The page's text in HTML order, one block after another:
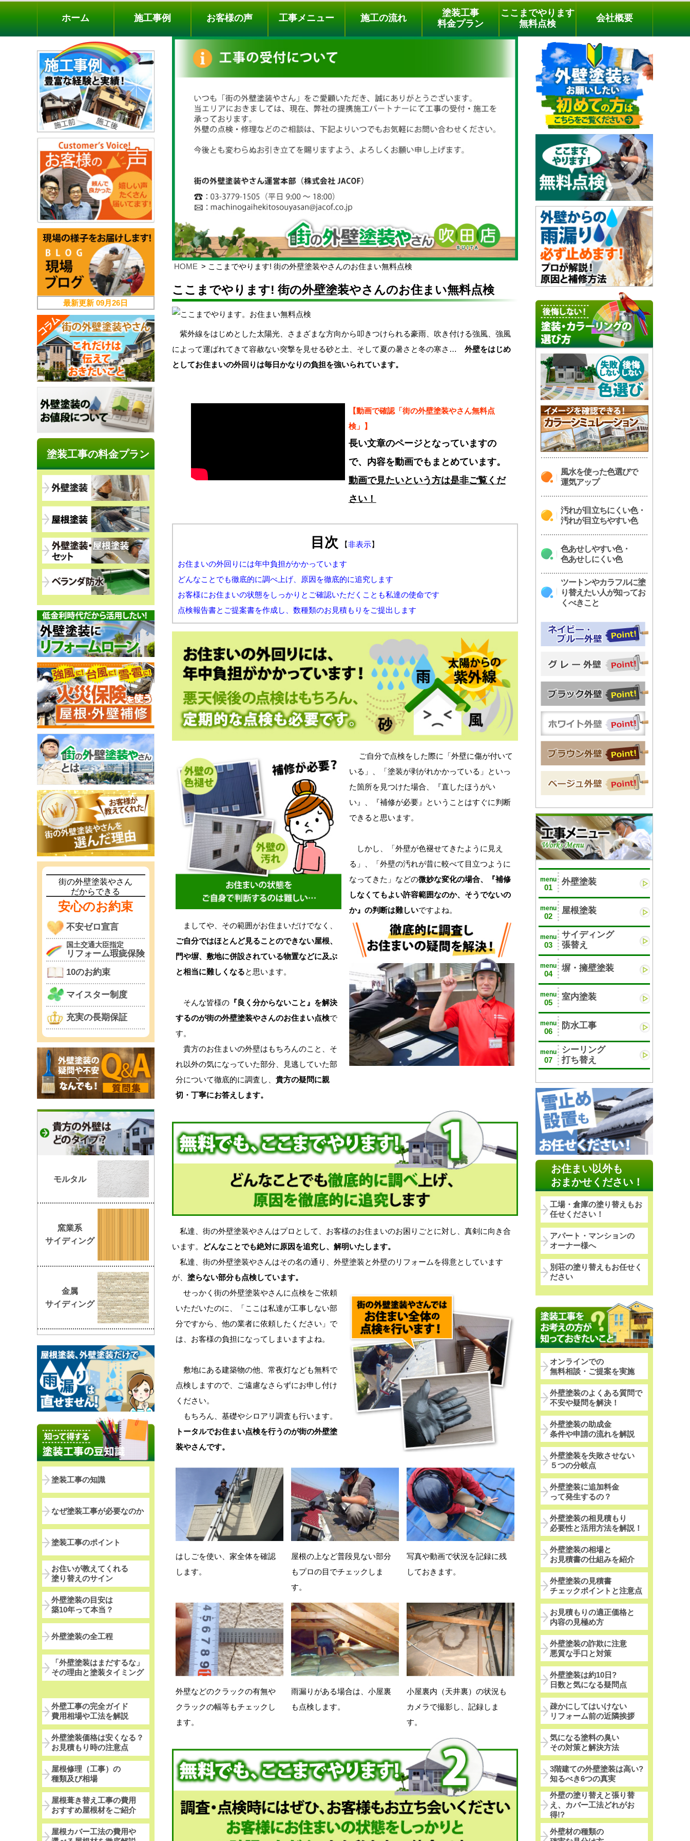
料金プラン 無料点検
電話でのご相談
[9時～18時まで受付中]
phone
ホーム 施工事例 お客様の声 工事メニュー 施工の流れ
塗装工事
料金プラン
ここまでやります
無料点検
会社概要
HOME ここまでやります! 街の外壁塗装やさんのお住まい無料点検
ここまでやります! 街の外壁塗装やさんのお住まい無料点検
紫外線をはじめとした太陽光、さまざまな方向から叩きつけられる豪雨、吹き付ける強風、強風
によって運ばれてきて容赦ない突撃を見せる砂と土、そして夏の暑さと冬の寒さ… 外壁をはじめ
としてお住まいの外回りは毎日かなりの負担を強いられています。
【動画で確認「街の外壁塗装やさん無料点
検」】
長い文章のページとなっていますの
で、内容を動画でもまとめています。
動画で見たいという方は是非ご覧くだ
さい！
目次 【非表示】
お住まいの外回りには年中負担がかかっています
どんなことでも徹底的に調べ上げ、原因を徹底的に追究します
お客様にお住まいの状態をしっかりとご確認いただくことも私達の使命です
点検報告書とご提案書を作成し、数種類のお見積もりをご提出します
ご自分で点検をした際に「外壁に傷が付いて
いる」、「塗装が剥がれかかっている」といっ
た箇所を見つけた場合、『直したほうがい
い』、『補修が必要』ということはすぐに判断
できると思います。
しかし、「外壁が色褪せてきたように見え
る」、「外壁の汚れが昔に較べて目立つように
なってきた」などの微妙な変化の場合、『補修
しなくてもよい許容範囲なのか、そうでないの
か』の判断は難しいですよね。
ましてや、その範囲がお住まいだけでなく、
ご自分ではほとんど見ることのできない屋根、
門や塀、敷地に併設されている物置などに及ぶ
と相当に難しくなると思います。
そんな皆様の 『良く分からないこと』を解決
するのが街の外壁塗装やさんのお住まい点検で
す。
貴方のお住まいの外壁はもちろんのこと、そ
れ以外の気になっていた部分、見逃していた部
分について徹底的に調査し、貴方の疑問に親
切・丁寧にお答えします。
私達、街の外壁塗装やさんはプロとして、お客様のお住まいのお困りごとに対し、真剣に向き合
います。
どんなことでも絶対に原因を追究し、解明いたします。
私達、街の外壁塗装やさんはその名の通り、外壁塗装と外壁のリフォームを得意としています
が、 塗らない部分も点検しています。
せっかく街の外壁塗装やさんに点検をご依頼
いただいたのに、「ここは私達が工事しない部
分ですから、他の業者に依頼したください」で
は、お客様の負担になってしまいますよね。
敷地にある建築物の他、常夜灯なども無料で
点検しますので、ご遠慮なさらずにお申し付け
ください。
もちろん、基礎やシロアリ調査も行います。
トータルでお住まい点検を行うのが街の外壁塗
装やさんです。
はしごを使い、家全体を確認
します。
屋根の上など普段見ない部分
もプロの目でチェックしま
す。
写真や動画で状況を記録に残
しておきます。
外壁などのクラックの有無や
クラックの幅等もチェックし
ます。
雨漏りがある場合は、小屋裏
も点検します。
小屋裏内（天井裏）の状況も
カメラで撮影し、記録しま
す。
風水を使った色選びで
運気アップ
汚れが目立ちにくい色・
汚れが目立ちやすい色
色あせしやすい色・
色あせしにくい色
ツートンやカラフルに塗
り替えたい人が知ってお
くべきこと
menu
01
外壁塗装
menu
02
屋根塗装
menu
03
サイディング
張替え
menu
04
塀・擁壁塗装
menu
05
室内塗装
menu
06
防水工事
menu
07
シーリング
打ち替え
お住まい以外も
おまかせください！
工場・倉庫の塗り替えもお
任せください！
アパート・マンションの
オーナー様へ
別荘の塗り替えもお任せく
ださい
オンラインでの
無料相談・ご提案を実施
外壁塗装のよくある質問で
不安や疑問を解決！
外壁塗装の助成金
条件や申請の流れを解説
外壁塗装を失敗させない
５つの分岐点
外壁塗装に追加料金
って発生するの？
外壁塗装の相見積もり
必要性と活用方法を解説！
外壁塗装の相場と
お見積書の仕組みを紹介
外壁塗装の見積書
チェックポイントと注意点
お見積もりの適正価格と
内容の見極め方
外壁塗装の詐欺に注意
悪質な手口と対策
外壁塗装は約10日?
日数と気になる疑問点
疎かにしてはいけない
リフォーム前の近隣挨拶
気になる塗料の臭い
その対策と解決方法
3階建ての外壁塗装は高い?
知るべき6つの真実
外壁の塗り替えと張り替
え、カバー工法どれがお
得!?
外壁材の種類の
最新更新09月26日
塗装工事の料金プラン
街の外壁塗装やさん
だからできる
安心のお約束
不安ゼロ宣言
国土交通大臣指定
リフォーム瑕疵保険
10のお約束
マイスター制度
充実の長期保証
モルタル
窯業系
サイディング
金属
サイディング
塗装工事の知識
なぜ塗装工事が必要なのか
塗装工事のポイント
お住いが教えてくれる
塗り替えのサイン
外壁塗装の目安は
築10年って本当？
外壁塗装の全工程
「外壁塗装はまだするな」
その理由と塗装タイミング
外壁工事の完全ガイド
費用相場や工法を解説
外壁塗装価格は安くなる？
お見積もり時の注意点
屋根修理（工事）の
種類及び相場
屋根葺き替え工事の費用
おすすめ屋根材をご紹介
屋根カバー工法の費用や